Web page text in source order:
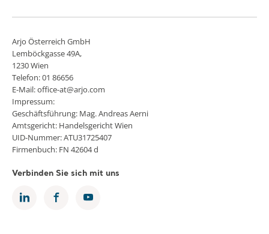
Arjo Österreich GmbH
Lemböckgasse 49A,
1230 Wien
Telefon: 01 86656
E-Mail: office-at@arjo.com
Impressum:
Geschäftsführung: Mag. Andreas Aerni
Amtsgericht: Handelsgericht Wien
UID-Nummer: ATU31725407
Firmenbuch: FN 42604 d
Verbinden Sie sich mit uns